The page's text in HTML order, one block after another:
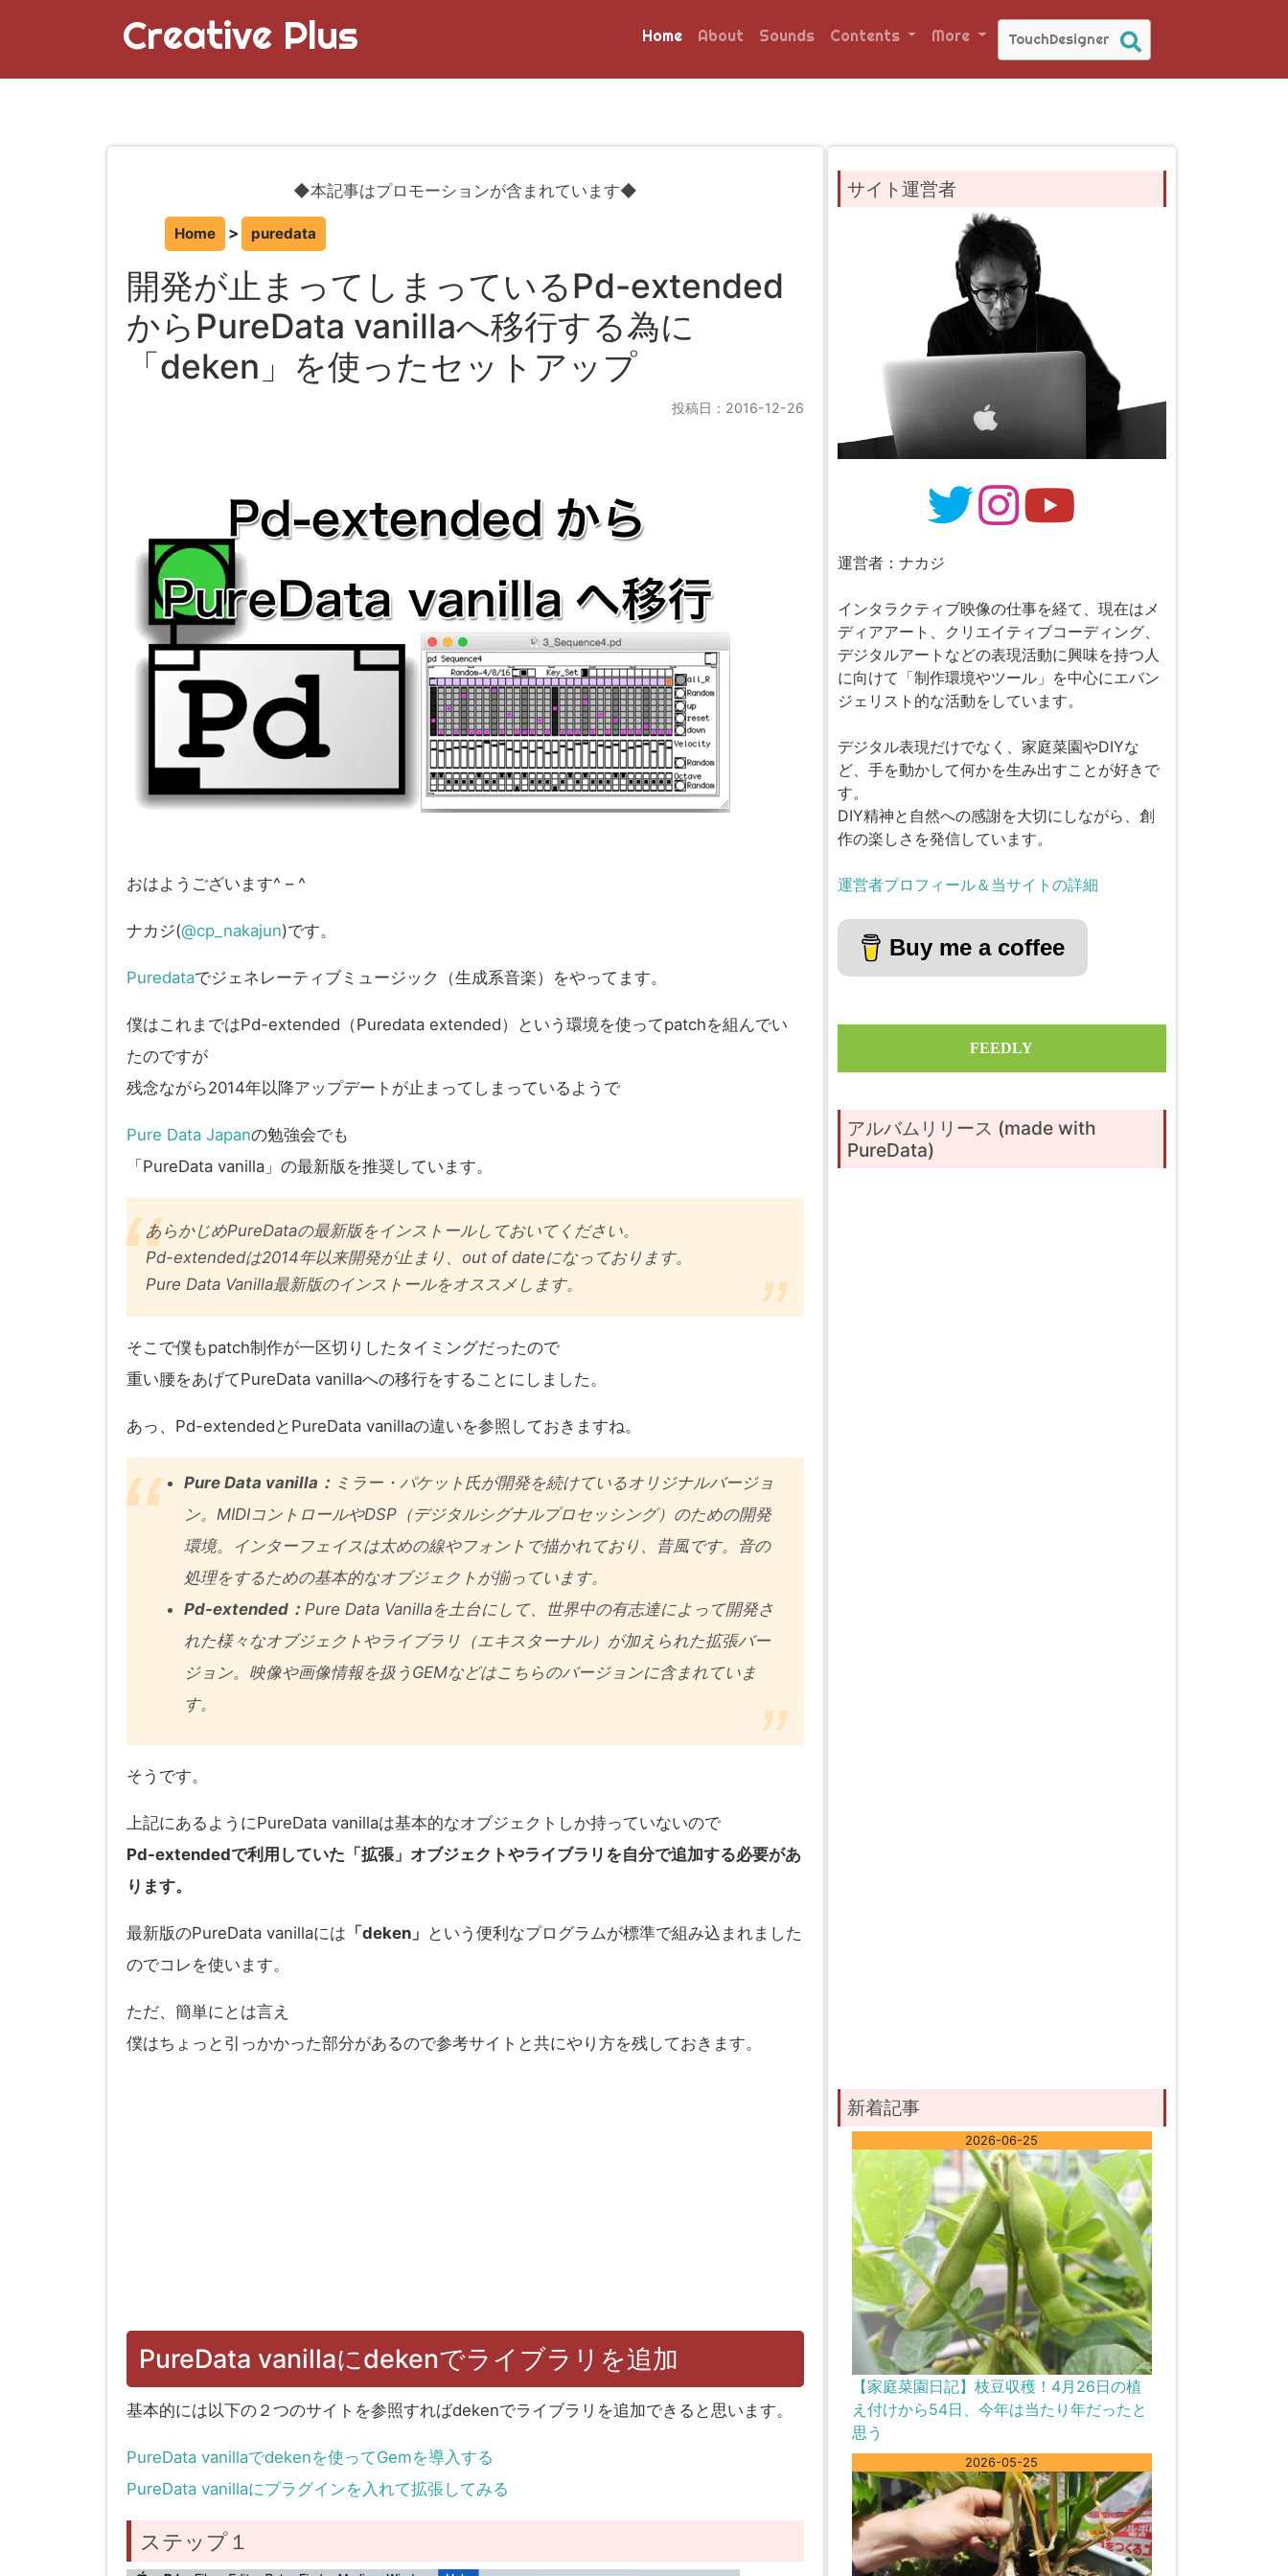
Creative Plus Home About Sounds Contents More
◆本記事はプロモーションが含まれています◆
Home puredata
開発が止まってしまっているPd-extended
からPureData vanillaへ移行する為に
「deken」を使ったセットアップ
投稿日：2016-12-26
おはようございます^ – ^
ナカジ(@cp_nakajun)です。
Puredataでジェネレーティブミュージック（生成系音楽）をやってます。
僕はこれまではPd-extended（Puredata extended）という環境を使ってpatchを組んでい
たのですが
残念ながら2014年以降アップデートが止まってしまっているようで
Pure Data Japanの勉強会でも
「PureData vanilla」の最新版を推奨しています。
あらかじめPureDataの最新版をインストールしておいてください。
Pd-extendedは2014年以来開発が止まり、out of dateになっております。
Pure Data Vanilla最新版のインストールをオススメします。
そこで僕もpatch制作が一区切りしたタイミングだったので
重い腰をあげてPureData vanillaへの移行をすることにしました。
あっ、Pd-extendedとPureData vanillaの違いを参照しておきますね。
Pure Data vanilla： ミラー・パケット氏が開発を続けているオリジナルバージョ
ン。MIDIコントロールやDSP（デジタルシグナルプロセッシング）のための開発
環境。インターフェイスは太めの線やフォントで描かれており、昔風です。音の
処理をするための基本的なオブジェクトが揃っています。
Pd-extended： Pure Data Vanillaを土台にして、世界中の有志達によって開発さ
れた様々なオブジェクトやライブラリ（エキスターナル）が加えられた拡張バー
ジョン。映像や画像情報を扱うGEMなどはこちらのバージョンに含まれていま
す。
そうです。
上記にあるようにPureData vanillaは基本的なオブジェクトしか持っていないので
Pd-extendedで利用していた「拡張」オブジェクトやライブラリを自分で追加する必要があ
ります。
最新版のPureData vanillaには 「deken」 という便利なプログラムが標準で組み込まれました
のでコレを使います。
ただ、簡単にとは言え
僕はちょっと引っかかった部分があるので参考サイトと共にやり方を残しておきます。
PureData vanillaにdekenでライブラリを追加
基本的には以下の２つのサイトを参照すればdekenでライブラリを追加できると思います。
PureData vanillaでdekenを使ってGemを導入する
PureData vanillaにプラグインを入れて拡張してみる
ステップ１
サイト運営者
運営者：ナカジ
インタラクティブ映像の仕事を経て、現在はメ
ディアアート、クリエイティブコーディング、
デジタルアートなどの表現活動に興味を持つ人
に向けて「制作環境やツール」を中心にエバン
ジェリスト的な活動をしています。
デジタル表現だけでなく、家庭菜園やDIYな
ど、手を動かして何かを生み出すことが好きで
す。
DIY精神と自然への感謝を大切にしながら、創
作の楽しさを発信しています。
運営者プロフィール＆当サイトの詳細
Buy me a coffee
FEEDLY
アルバムリリース (made with
PureData)
新着記事
2026-06-25
【家庭菜園日記】枝豆収穫！4月26日の植
え付けから54日、今年は当たり年だったと
思う
2026-05-25